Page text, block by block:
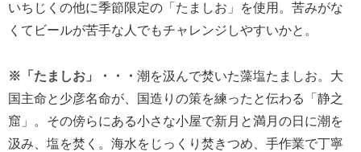
いちじくの他に季節限定の「たましお」を使用。苦みがな
くてビールが苦手な人でもチャレンジしやすいかと。
※「たましお」・・・ 潮を汲んで焚いた藻塩たましお。大
国主命と少彦名命が、国造りの策を練ったと伝わる「静之
窟」。その傍らにある小さな小屋で新月と満月の日に潮を
汲み、塩を焚く。海水をじっくり焚きつめ、手作業で丁寧